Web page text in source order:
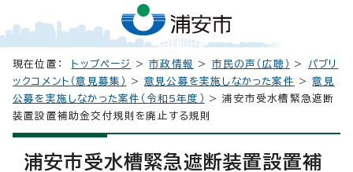
現在位置： トップページ >市政情報 > 市民の声（広聴） > パブリ
ックコメント（意見募集）
>意見公募を実施しなかった案件 >意見
公募を実施しなかった案件（令和5年度）
> 浦安市受水槽緊急遮断
装置設置補助金交付規則を廃止する規則
浦安市受水槽緊急遮断装置設置補